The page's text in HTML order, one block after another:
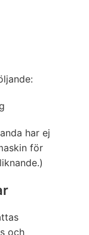
har ej
för
och